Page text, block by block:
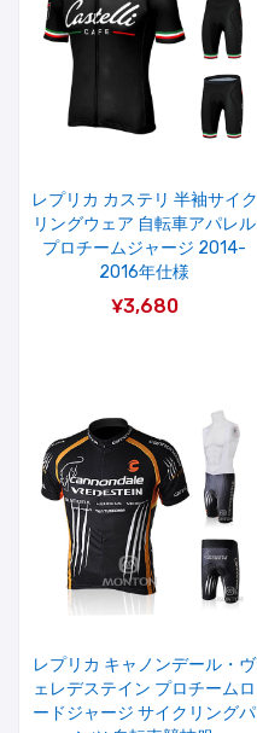
レプリカ カステリ 半袖サイク
リングウェア 自転車アパレル
プロチームジャージ 2014-
2016年仕様
¥3,680
レプリカ キャノンデール・ヴ
ェレデステイン プロチームロ
ードジャージ サイクリングパ